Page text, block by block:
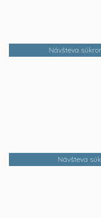
Návšteva
Návšteva